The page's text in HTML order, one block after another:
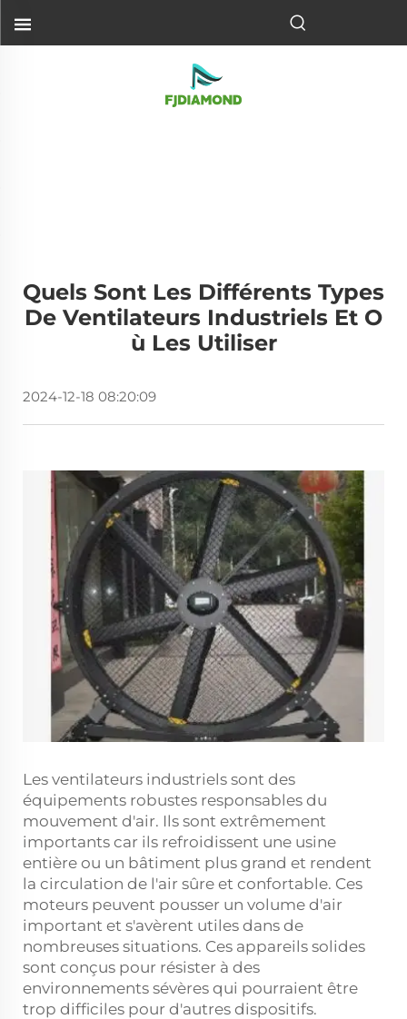
Quels Sont Les Différents Types
De Ventilateurs Industriels Et O
Ù Les Utiliser
2024-12-18 08:20:09
Les ventilateurs industriels sont des
équipements robustes responsables du
mouvement d'air. Ils sont extrêmement
importants car ils refroidissent une usine
entière ou un bâtiment plus grand et rendent
la circulation de l'air sûre et confortable. Ces
moteurs peuvent pousser un volume d'air
important et s'avèrent utiles dans de
nombreuses situations. Ces appareils solides
sont conçus pour résister à des
environnements sévères qui pourraient être
trop difficiles pour d'autres dispositifs.